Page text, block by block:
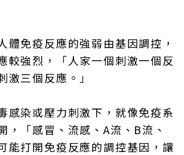
體免疫反應的強弱由基因調控，
較強烈，「人家一個刺激一個反
激三個反應。」
感染或壓力刺激下，就像免疫系
，「感冒、流感、A流、B流、
能打開免疫反應的調控基因，讓